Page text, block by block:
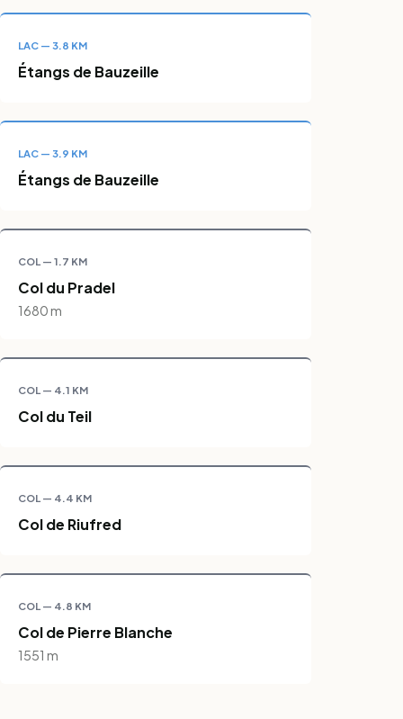
LAC — 3.8 KM
Étangs de Bauzeille
LAC — 3.9 KM
Étangs de Bauzeille
COL — 1.7 KM
Col du Pradel
1680 m
COL — 4.1 KM
Col du Teil
COL — 4.4 KM
Col de Riufred
COL — 4.8 KM
Col de Pierre Blanche
1551 m